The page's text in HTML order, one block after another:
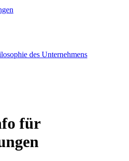
des Unternehmens
für